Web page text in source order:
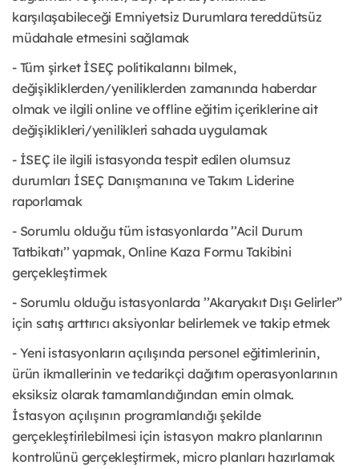
karşılaşabileceği Emniyetsiz Durumlara tereddütsüz
müdahale etmesini sağlamak
- Tüm şirket İSEÇ politikalarını bilmek,
değişikliklerden/yeniliklerden zamanında haberdar
olmak ve ilgili online ve offline eğitim içeriklerine ait
değişiklikleri/yenilikleri sahada uygulamak
- İSEÇ ile ilgili istasyonda tespit edilen olumsuz
durumları İSEÇ Danışmanına ve Takım Liderine
raporlamak
- Sorumlu olduğu tüm istasyonlarda ’’Acil Durum
Tatbikatı’’ yapmak, Online Kaza Formu Takibini
gerçekleştirmek
- Sorumlu olduğu istasyonlarda ’’Akaryakıt Dışı Gelirler”
için satış arttırıcı aksiyonlar belirlemek ve takip etmek
- Yeni istasyonların açılışında personel eğitimlerinin,
ürün ikmallerinin ve tedarikçi dağıtım operasyonlarının
eksiksiz olarak tamamlandığından emin olmak.
İstasyon açılışının programlandığı şekilde
gerçekleştirilebilmesi için istasyon makro planlarının
kontrolünü gerçekleştirmek, micro planları hazırlamak